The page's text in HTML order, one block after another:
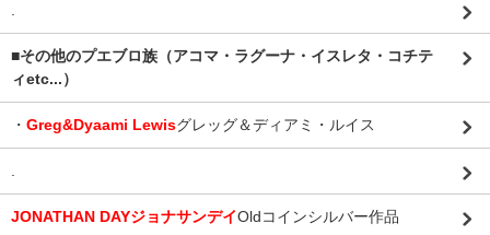
.
■その他のプエブロ族（アコマ・ラグーナ・イスレタ・コチテ
ィetc...）
・ Greg&Dyaami Lewisグレッグ＆ディアミ・ルイス
.
JONATHAN DAYジョナサンデイOldコインシルバー作品